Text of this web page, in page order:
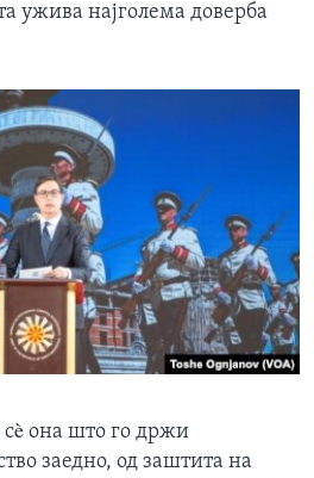
ужива најголема доверба
сè она што го држи
заедно, од заштита на